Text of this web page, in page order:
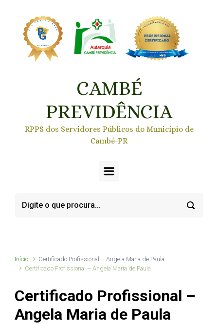
CAMBÉ
PREVIDÊNCIA
RPPS dos Servidores Públicos do Município de
Cambé-PR
Início
Certificado Profissional – Angela Maria de Paula
Certificado Profissional – Angela Maria de Paula
Certificado Profissional –
Angela Maria de Paula